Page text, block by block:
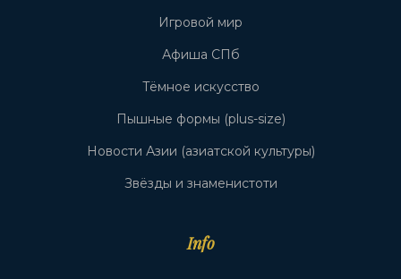
Игровой мир
Афиша СПб
Тёмное искусство
Пышные формы (plus-size)
Новости Азии (азиатской культуры)
Звёзды и знаменистоти
Info